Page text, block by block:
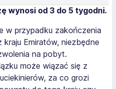
wynosi od 3 do 5 tygodni.
w przypadku zakończenia
Emiratów, niezbędne
na pobyt.
może wiązać się z
za co grozi